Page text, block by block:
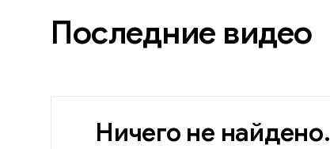
Последние видео
Ничего не найдено.